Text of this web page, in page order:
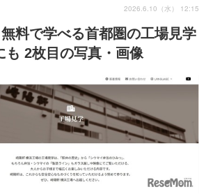
無料で学べる首都圏の工場見学
2枚目の写真・画像
2026.6.10（水） 12:15